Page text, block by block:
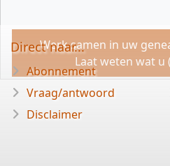
Werk samen in uw
Laat weten wat u
Direct naar...
Abonnement
Vraag/antwoord
Disclaimer